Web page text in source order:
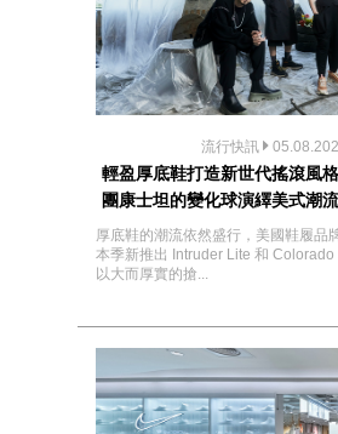
流行快訊
輕盈厚底鞋打造新世代搖滾風
團康士坦的變化球演繹美式潮流
厚底鞋的潮流依然盛行，美國鞋履品
本季新推出 Intruder Lite 和 Colorado
以大而厚實的搶...